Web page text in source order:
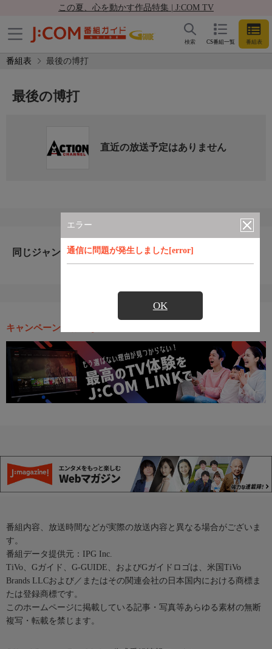
この夏、心を動かす作品特集 | J:COM TV
CS番組一覧 番組表
検索
番組表 最後の博打
エラー
通信に問題が発生しました[error]
OK
最後の博打
直近の放送予定はありません
同じジャンルのおすすめ番組
キャンペーン・お得な情報
番組内容、放送時間などが実際の放送内容と異なる場合がございま
す。
番組データ提供元：IPG Inc.
TiVo、Gガイド、G-GUIDE、およびGガイドロゴは、米国TiVo
Brands LLCおよび／またはその関連会社の日本国内における商標ま
たは登録商標です。
このホームページに掲載している記事・写真等あらゆる素材の無断
複写・転載を禁じます。